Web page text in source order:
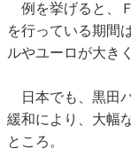
例を挙げると、
を行っている期間
ルやユーロが大き
日本でも、黒田
緩和により、大幅
ところ。